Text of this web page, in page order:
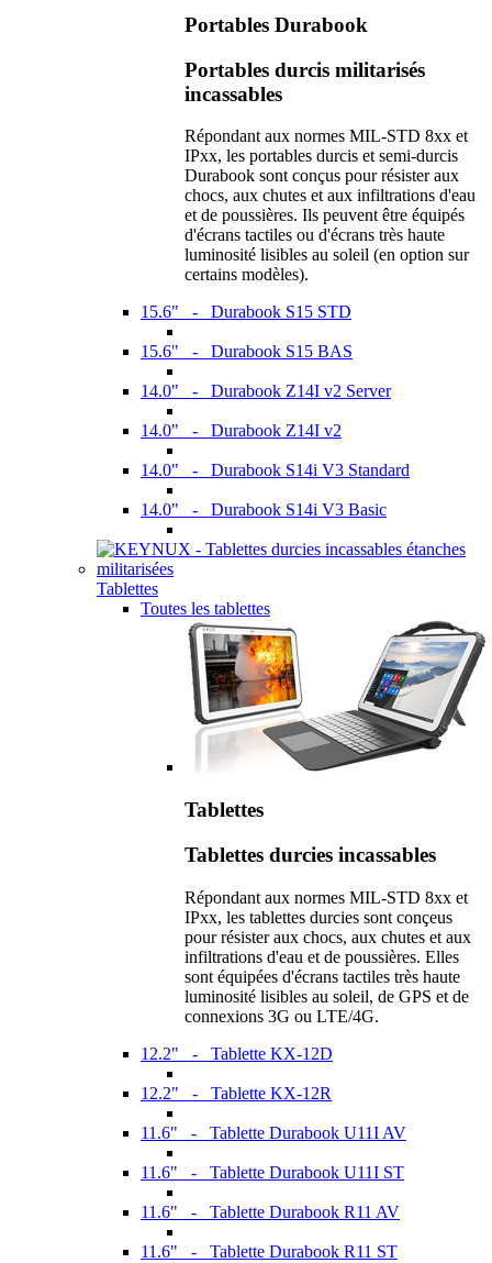
Portables Durabook
Portables durcis militarisés
incassables
Répondant aux normes MIL-STD 8xx et
IPxx, les portables durcis et semi-durcis
Durabook sont conçus pour résister aux
chocs, aux chutes et aux infiltrations d'eau
et de poussières. Ils peuvent être équipés
d'écrans tactiles ou d'écrans très haute
luminosité lisibles au soleil (en option sur
certains modèles).
15.6" - Durabook S15 STD
15.6" - Durabook S15 BAS
14.0" - Durabook Z14I v2 Server
14.0" - Durabook Z14I v2
14.0" - Durabook S14i V3 Standard
14.0" - Durabook S14i V3 Basic
Tablettes
Toutes les tablettes
Tablettes
Tablettes durcies incassables
Répondant aux normes MIL-STD 8xx et
IPxx, les tablettes durcies sont conçeus
pour résister aux chocs, aux chutes et aux
infiltrations d'eau et de poussières. Elles
sont équipées d'écrans tactiles très haute
luminosité lisibles au soleil, de GPS et de
connexions 3G ou LTE/4G.
12.2" - Tablette KX-12D
12.2" - Tablette KX-12R
11.6" - Tablette Durabook U11I AV
11.6" - Tablette Durabook U11I ST
11.6" - Tablette Durabook R11 AV
11.6" - Tablette Durabook R11 ST